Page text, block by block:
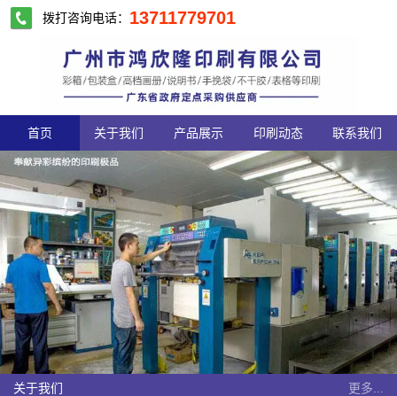
拨打咨询电话： 13711779701
首页 关于我们 产品展示 印刷动态 联系我们
关于我们 更多...